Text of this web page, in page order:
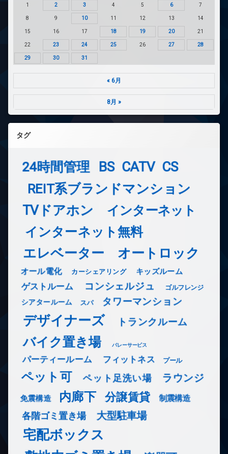
1 2 3 4 5 6 7
8 9 10 11 12 13 14
15 16 17 18 19 20 21
22 23 24 25 26 27 28
29 30 31
« 6月
8月 »
タグ
24時間管理 BS CATV CS
REIT系ブランドマンション
TVドアホン
インターネット
インターネット無料
エレベーター オートロック
オール電化 カーシェアリング キッズルーム
ゲストルーム コンシェルジュ ゴルフレンジ
シアタールーム スパ タワーマンション
デザイナーズ トランクルーム
バイク置き場 バレーサービス
パーティールーム フィットネス プール
ペット可 ペット足洗い場 ラウンジ
免震構造 内廊下 分譲賃貸 制震構造
各階ゴミ置き場 大型駐車場
宅配ボックス